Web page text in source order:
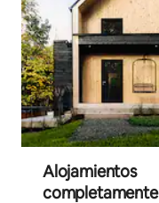
Alojamientos
completamente